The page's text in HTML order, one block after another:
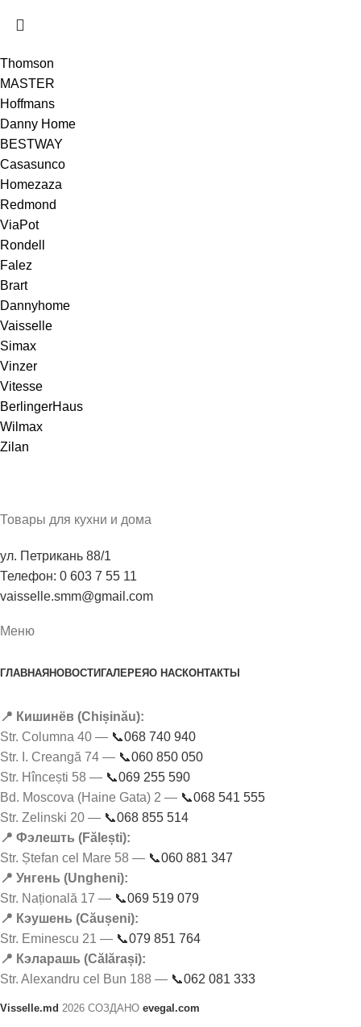
Thomson
MASTER
Hoffmans
Danny Home
BESTWAY
Casasunco
Homezaza
Redmond
ViaPot
Rondell
Falez
Brart
Dannyhome
Vaisselle
Simax
Vinzer
Vitesse
BerlingerHaus
Wilmax
Zilan
Товары для кухни и дома
ул. Петрикань 88/1
Телефон: 0 603 7 55 11
vaisselle.smm@gmail.com
Меню
ГЛАВНАЯ НОВОСТИ ГАЛЕРЕЯО НАСКОНТАКТЫ
📍 Кишинёв (Chișinău):
Str. Columna 40 — 📞068 740 940
Str. I. Creangă 74 — 📞060 850 050
Str. Hîncești 58 — 📞069 255 590
Bd. Moscova (Haine Gata) 2 — 📞068 541 555
Str. Zelinski 20 — 📞068 855 514
📍 Фэлешть (Fălești):
Str. Ștefan cel Mare 58 — 📞060 881 347
📍 Унгень (Ungheni):
Str. Națională 17 — 📞069 519 079
📍 Кэушень (Căușeni):
Str. Eminescu 21 — 📞079 851 764
📍 Кэларашь (Călărași):
Str. Alexandru cel Bun 188 — 📞062 081 333
Visselle.md 2026 СОЗДАНО evegal.com